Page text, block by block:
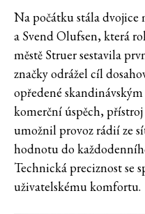
Na počátku stála dvojice
a Svend Olufsen, která
městě Struer sestavila
značky odrážel cíl
opředené
komerční úspěch,
umožnil provoz rádií ze
hodnotu do
Technická preciznost se
uživatelskému komfortu.